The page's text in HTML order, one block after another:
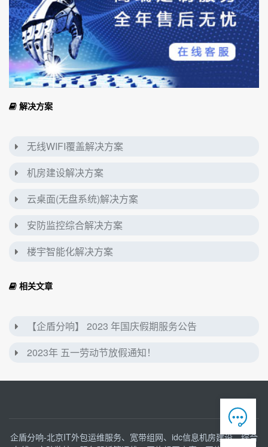
解决方案
无线WIFI覆盖解决方案
机房建设解决方案
云桌面(无盘系统)解决方案
安防监控综合解决方案
楼宇智能化解决方案
相关文章
【企盾分响】 2023 年国庆假期服务公告
2023年 五一劳动节放假通知！
企盾分响-北京IT外包运维服务、宽带组网、idc信息机房建设、综合
